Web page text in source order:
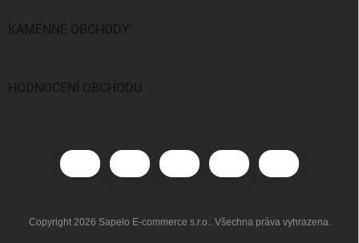
KAMENNÉ OBCHODY
Praha
HODNOCENÍ OBCHODU
Copyright 2026 Sapelo E-commerce s.r.o.. Všechna práva vyhrazena.